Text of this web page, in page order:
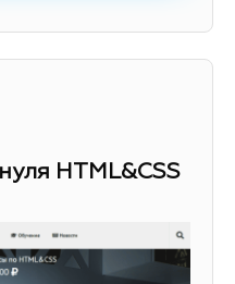
HTML&CSS